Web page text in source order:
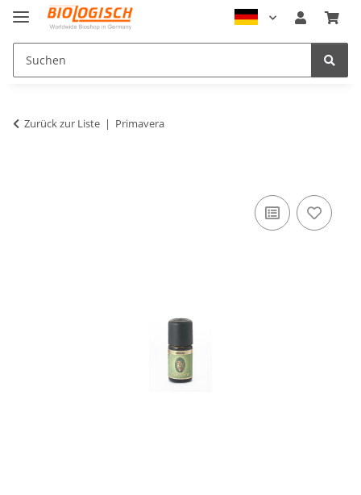
Zurück zur Liste Primavera